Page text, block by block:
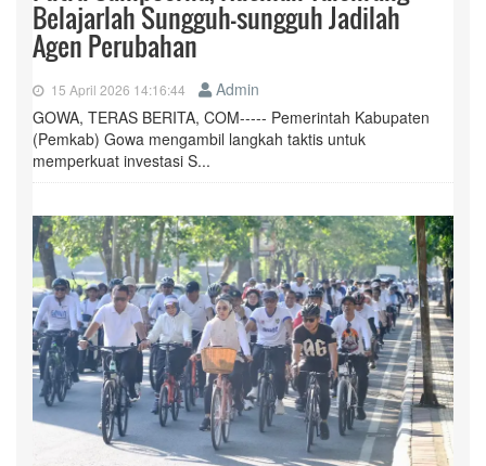
Belajarlah Sungguh-sungguh Jadilah
Agen Perubahan
15 April 2026 14:16:44
Admin
GOWA, TERAS BERITA, COM----- Pemerintah Kabupaten
(Pemkab) Gowa mengambil langkah taktis untuk
memperkuat investasi S...